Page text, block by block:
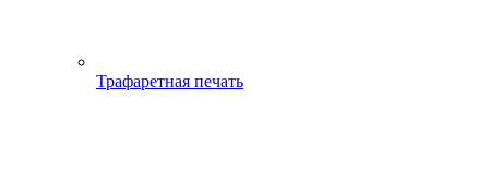
Трафаретная печать